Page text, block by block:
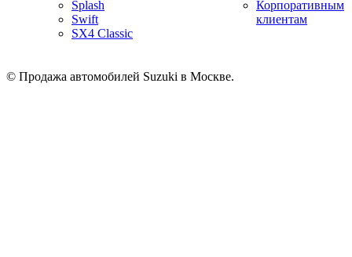
Splash
Swift
SX4 Classic
Корпоративным
клиентам
© Продажа автомобилей Suzuki в Москве.